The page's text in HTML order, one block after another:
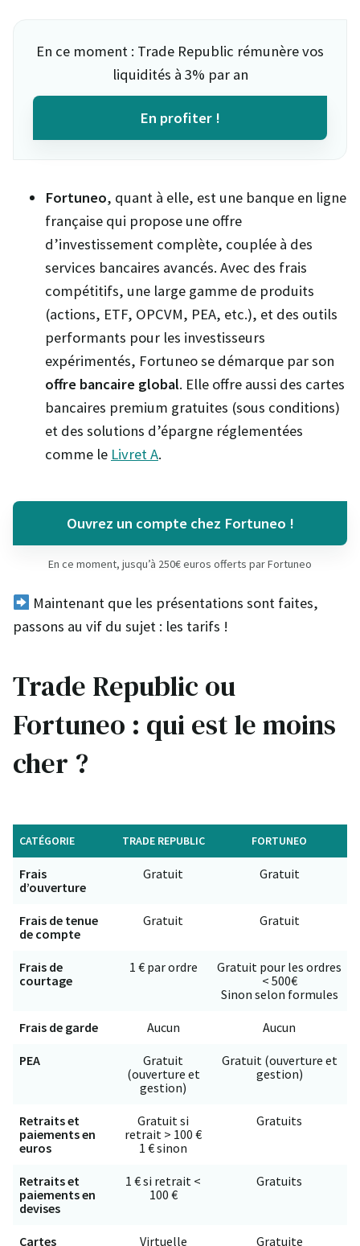
En ce moment : Trade Republic rémunère vos
liquidités à 3% par an
En profiter !
Fortuneo, quant à elle, est une banque en ligne
française qui propose une offre
d’investissement complète, couplée à des
services bancaires avancés. Avec des frais
compétitifs, une large gamme de produits
(actions, ETF, OPCVM, PEA, etc.), et des outils
performants pour les investisseurs
expérimentés, Fortuneo se démarque par son
offre bancaire global. Elle offre aussi des cartes
bancaires premium gratuites (sous conditions)
et des solutions d’épargne réglementées
comme le Livret A.
Ouvrez un compte chez Fortuneo !
En ce moment, jusqu’à 250€ euros offerts par Fortuneo
Maintenant que les présentations sont faites,
passons au vif du sujet : les tarifs !
Trade Republic ou
Fortuneo : qui est le moins
cher ?
CATÉGORIE TRADE REPUBLIC FORTUNEO
Frais
d’ouverture
Gratuit Gratuit
Frais de tenue
de compte
Gratuit Gratuit
Frais de
courtage
1 € par ordre
Gratuit pour les ordres
< 500€
Sinon selon formules
Frais de garde Aucun Aucun
PEA
Gratuit
(ouverture et
gestion)
Gratuit (ouverture et
gestion)
Retraits et
paiements en
euros
Gratuit si
retrait > 100 €
1 € sinon
Gratuits
Retraits et
paiements en
devises
1 € si retrait <
100 €
Gratuits
Cartes Virtuelle Gratuite